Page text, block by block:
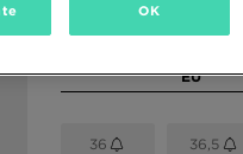
EU
36 36,5
OK